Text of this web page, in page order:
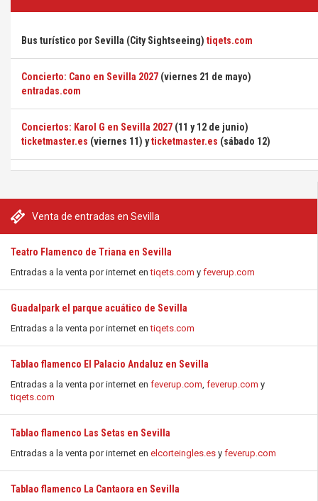
Venta de entradas en Sevilla
Teatro Flamenco de Triana en Sevilla
Entradas a la venta por internet entiqets.com y feverup.com
Guadalpark el parque acuático de Sevilla
Entradas a la venta por internet entiqets.com
Tablao flamenco El Palacio Andaluz en Sevilla
Entradas a la venta por internet en feverup.com, feverup.com y
tiqets.com
Tablao flamenco Las Setas en Sevilla
Entradas a la venta por internet en elcorteingles.es y feverup.com
Tablao flamenco La Cantaora en Sevilla
Bus turístico por Sevilla (City Sightseeing) tiqets.com
Concierto: Cano en Sevilla 2027 (viernes 21 de mayo)
entradas.com
Conciertos: Karol G en Sevilla 2027 (11 y 12 de junio)
ticketmaster.es (viernes 11) yticketmaster.es (sábado 12)